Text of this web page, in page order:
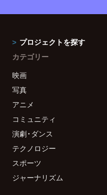
プロジェクトを探す
カテゴリー
映画
写真
アニメ
コミュニティ
演劇・ダンス
テクノロジー
スポーツ
ジャーナリズム